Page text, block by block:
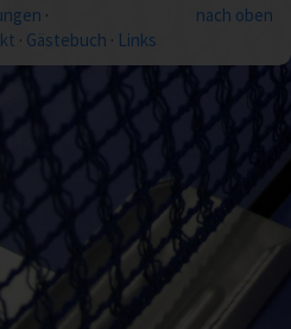
nach oben
·
· Gästebuch · Links